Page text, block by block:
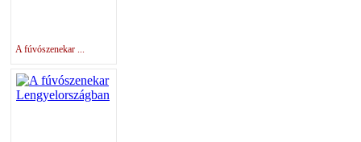
A fúvószenekar ...